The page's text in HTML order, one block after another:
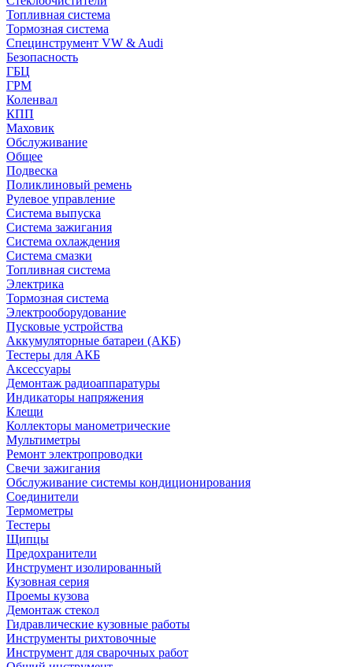
Топливная система
Тормозная система
Специнструмент VW & Audi
Безопасность
ГБЦ
ГРМ
Коленвал
КПП
Маховик
Обслуживание
Общее
Подвеска
Поликлиновый ремень
Рулевое управление
Система выпуска
Система зажигания
Система охлаждения
Система смазки
Топливная система
Электрика
Тормозная система
Электрооборудование
Пусковые устройства
Аккумуляторные батареи (АКБ)
Тестеры для АКБ
Аксессуары
Демонтаж радиоаппаратуры
Индикаторы напряжения
Клещи
Коллекторы манометрические
Мультиметры
Ремонт электропроводки
Свечи зажигания
Обслуживание системы кондиционирования
Соединители
Термометры
Тестеры
Щипцы
Предохранители
Инструмент изолированный
Кузовная серия
Проемы кузова
Демонтаж стекол
Гидравлические кузовные работы
Инструменты рихтовочные
Инструмент для сварочных работ